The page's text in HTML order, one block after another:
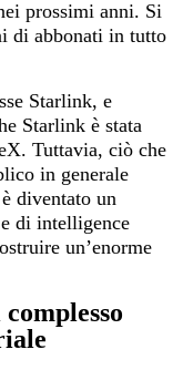
prossimi anni. Si
di abbonati in tutto
Starlink, e
Starlink è stata
Tuttavia, ciò che
in generale
diventato un
di intelligence
un’enorme